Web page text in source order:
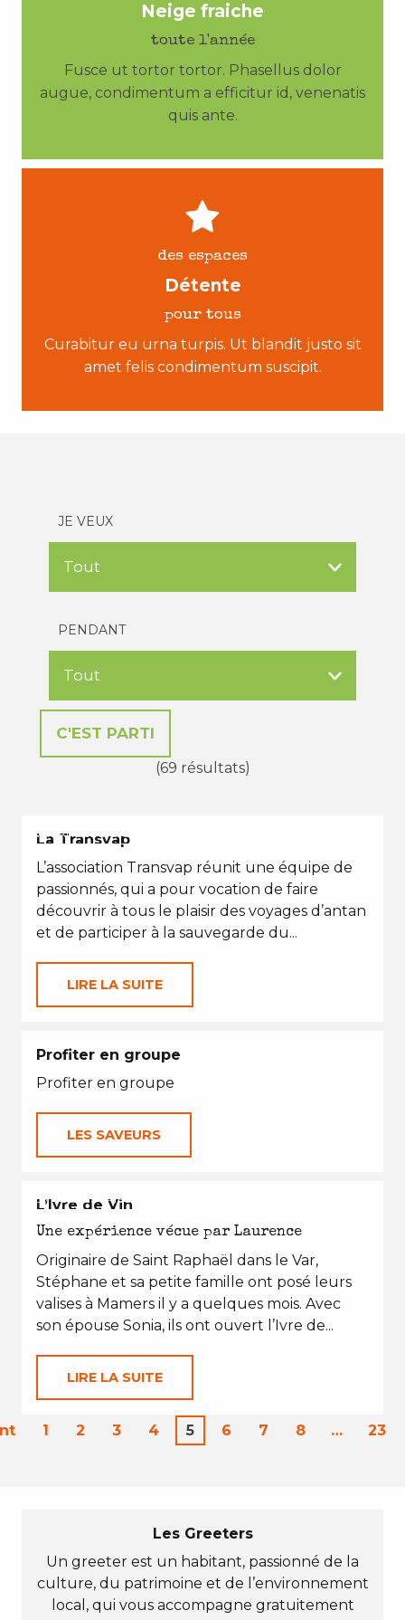
Neige fraiche
toute l'année
Fusce ut tortor tortor. Phasellus dolor
augue, condimentum a efficitur id, venenatis
quis ante.
des espaces
Détente
pour tous
Curabitur eu urna turpis. Ut blandit justo sit
amet felis condimentum suscipit.
JE VEUX
PENDANT
(69 résultats)
VACANCES D'ÉTÉ
La Transvap
L’association Transvap réunit une équipe de
passionnés, qui a pour vocation de faire
découvrir à tous le plaisir des voyages d’antan
et de participer à la sauvegarde du...
LIRE LA SUITE
Profiter en groupe
Profiter en groupe
LES SAVEURS
EN TOUTES SAISONS
L’Ivre de Vin
Une expérience vécue par Laurence
Originaire de Saint Raphaël dans le Var,
Stéphane et sa petite famille ont posé leurs
valises à Mamers il y a quelques mois. Avec
son épouse Sonia, ils ont ouvert l’Ivre de...
LIRE LA SUITE
1 2 3 4 5 6 7 8 … 23
Les Greeters
Un greeter est un habitant, passionné de la
culture, du patrimoine et de l’environnement
local, qui vous accompagne gratuitement